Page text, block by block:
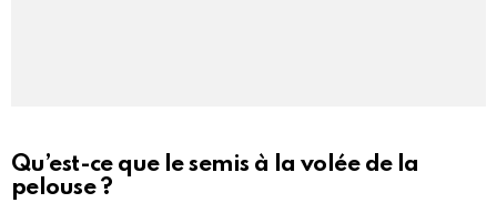
Qu’est-ce que le semis à la volée de la
pelouse ?